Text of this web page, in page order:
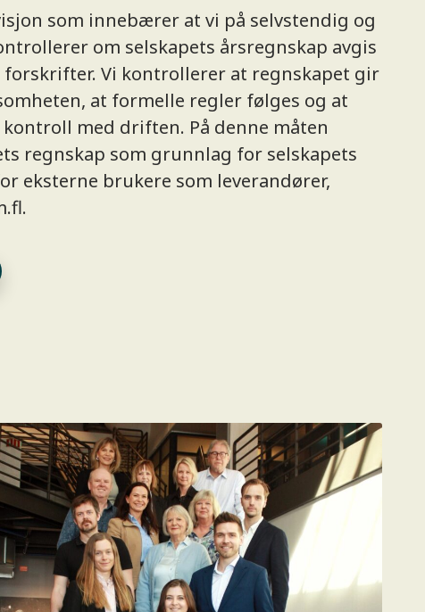
som innebærer at vi på selvstendig og
om selskapets årsregnskap avgis
forskrifter. Vi kontrollerer at regnskapet gir
at formelle regler følges og at
med driften. På denne måten
regnskap som grunnlag for selskapets
eksterne brukere som leverandører,